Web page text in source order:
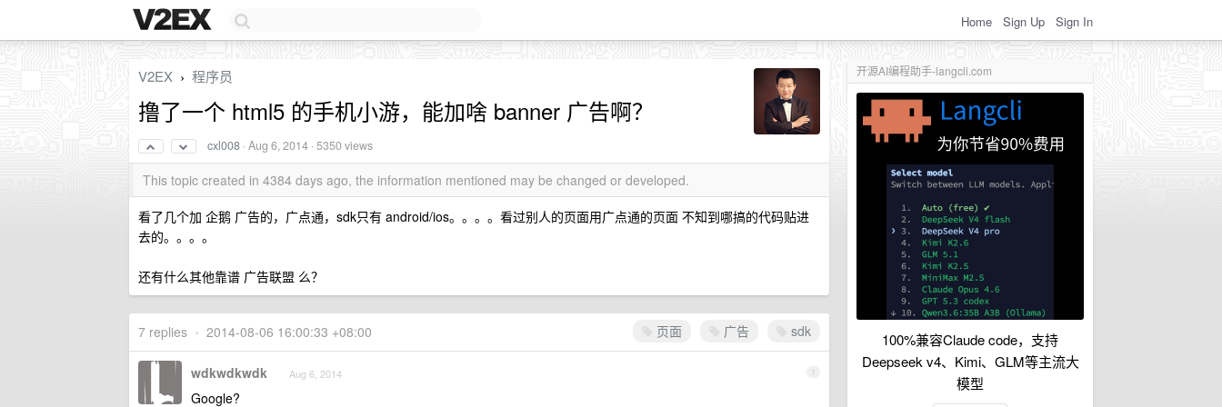
Home Sign Up Sign In
开源AI编程助手-langcli.com
100%兼容Claude code，支持
Deepseek v4、Kimi、GLM等主流大
模型
V2EX › 程序员
撸了一个 html5 的手机小游，能加啥 banner 广告啊？
cxl008 ·Aug 6, 2014 · 5350 views
This topic created in 4384 days ago, the information mentioned may be changed or developed.
看了几个加 企鹅 广告的，广点通，sdk只有 android/ios。。。。看过别人的页面用广点通的页面 不知到哪搞的代码贴进
去的。。。。
还有什么其他靠谱 广告联盟 么？
页面 广告 sdk
7 replies • 2014-08-06 16:00:33 +08:00
1
wdkwdkwdk Aug 6, 2014
Google?